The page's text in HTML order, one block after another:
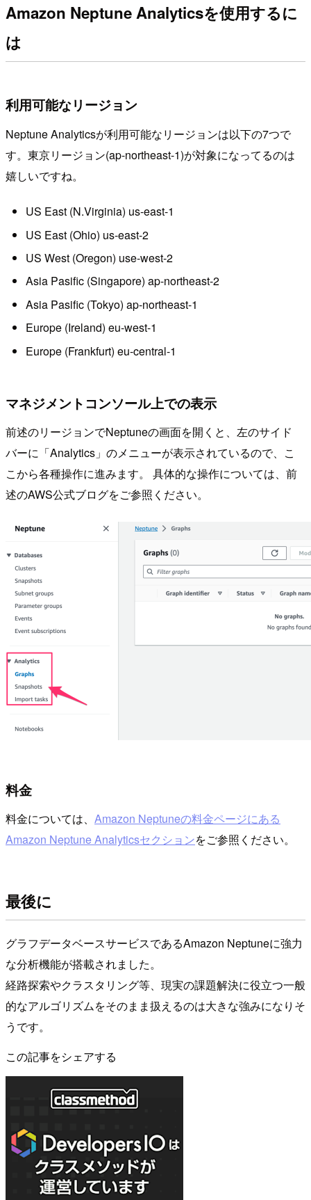
Amazon Neptune Analyticsを使用するに
は
利用可能なリージョン
Neptune Analyticsが利用可能なリージョンは以下の7つで
す。東京リージョン(ap-northeast-1)が対象になってるのは
嬉しいですね。
US East (N.Virginia) us-east-1
US East (Ohio) us-east-2
US West (Oregon) use-west-2
Asia Pasific (Singapore) ap-northeast-2
Asia Pasific (Tokyo) ap-northeast-1
Europe (Ireland) eu-west-1
Europe (Frankfurt) eu-central-1
マネジメントコンソール上での表示
前述のリージョンでNeptuneの画面を開くと、左のサイド
バーに「Analytics」のメニューが表示されているので、こ
こから各種操作に進みます。 具体的な操作については、前
述のAWS公式ブログをご参照ください。
料金
料金については、 Amazon Neptuneの料金ページにある
Amazon Neptune Analyticsセクションをご参照ください。
最後に
グラフデータベースサービスであるAmazon Neptuneに強力
な分析機能が搭載されました。
経路探索やクラスタリング等、現実の課題解決に役立つ一般
的なアルゴリズムをそのまま扱えるのは大きな強みになりそ
うです。
この記事をシェアする